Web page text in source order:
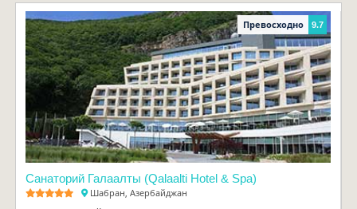
Превосходно 9.7
Санаторий Галаалты (Qalaalti Hotel & Spa)
Шабран, Азербайджан